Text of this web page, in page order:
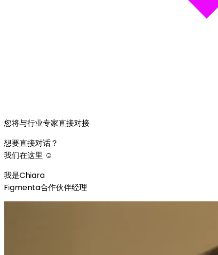
您将与行业专家直接对接
想要直接对话？
我们在这里 ☺️
我是Chiara
Figmenta合作伙伴经理